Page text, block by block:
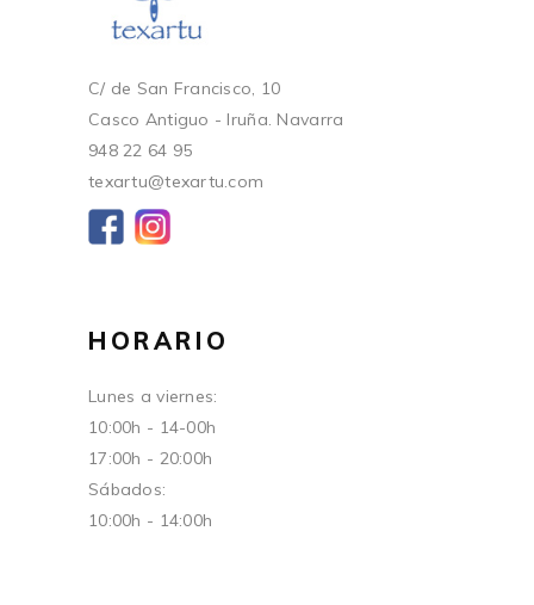
C/ de San Francisco, 10
Casco Antiguo - Iruña. Navarra
948 22 64 95
texartu@texartu.com
HORARIO
Lunes a viernes:
10:00h - 14-00h
17:00h - 20:00h
Sábados:
10:00h - 14:00h